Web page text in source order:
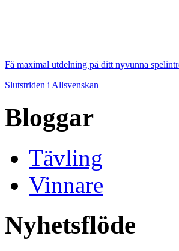
Få maximal utdelning på ditt nyvunna
Slutstriden i Allsvenskan
Bloggar
Tävling
Vinnare
Nyhetsflöde